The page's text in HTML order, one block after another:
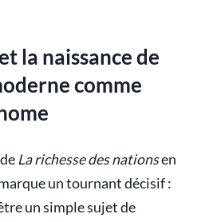
la naissance de
comme
La richesse des nationsen
un tournant décisif :
un simple sujet de